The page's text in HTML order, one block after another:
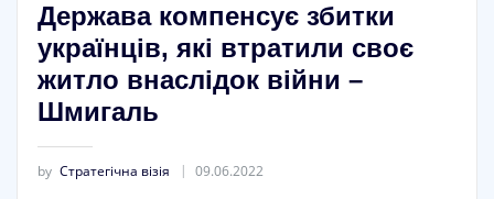
Держава компенсує збитки
українців, які втратили своє
житло внаслідок війни –
Шмигаль
by Стратегічна візія 09.06.2022